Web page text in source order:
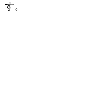
す。